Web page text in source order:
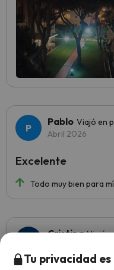
Pablo Viajó en
Abril 2026
Todo muy bien para
Excelente
Cristina Viajó
Tu privacidad